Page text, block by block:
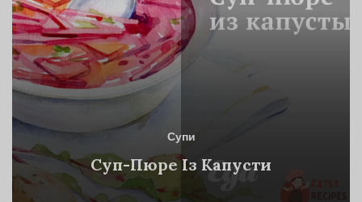
Супи
Суп-Пюре Із Капусти